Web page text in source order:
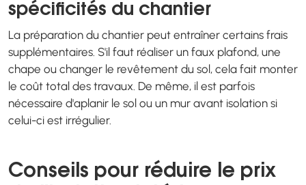
spécificités du chantier
La préparation du chantier peut entraîner certains frais
supplémentaires. S'il faut réaliser un faux plafond, une
chape ou changer le revêtement du sol, cela fait monter
le coût total des travaux. De même, il est parfois
nécessaire d'aplanir le sol ou un mur avant isolation si
celui-ci est irrégulier.
Conseils pour réduire le prix